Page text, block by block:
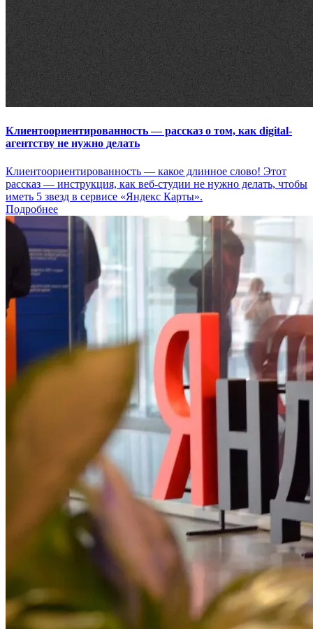
Клиентоориентированность — рассказ о том, как digital-
агентству не нужно делать
Клиентоориентированность — какое длинное слово! Этот
рассказ — инструкция, как веб-студии не нужно делать, чтобы
иметь 5 звезд в сервисе «Яндекс Карты».
Подробнее